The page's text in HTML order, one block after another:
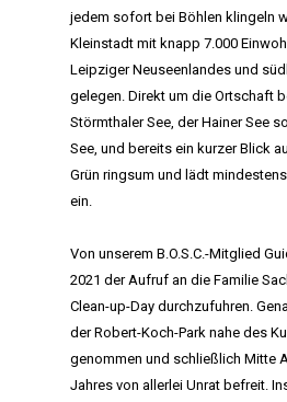
jedem sofort bei Böhlen klingeln
Kleinstadt mit knapp 7.000
Leipziger Neuseenlandes und
gelegen. Direkt um die Ortschaft
Störmthaler See, der Hainer See
See, und bereits ein kurzer Blick
Grün ringsum und lädt
ein.
Von unserem B.O.S.C.-Mitglied
2021 der Aufruf an die Familie
Clean-up-Day durchzufuhren.
der Robert-Koch-Park nahe des
genommen und schließlich Mitte
Jahres von allerlei Unrat befreit.